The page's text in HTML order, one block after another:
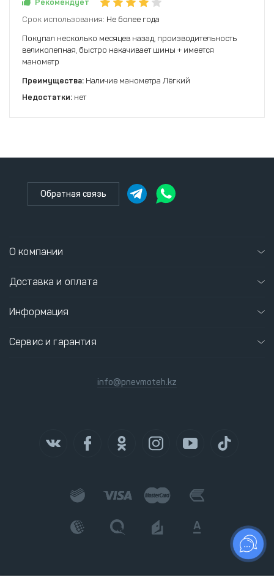
Рекомендует
Срок использования: Не более года
Покупал несколько месяцев назад, производительность
великолепная, быстро накачивает шины + имеется
манометр
Преимущества: Наличие манометра Лёгкий
Недостатки: нет
Обратная связь
О компании
Доставка и оплата
Информация
Сервис и гарантия
info@pnevmoteh.kz